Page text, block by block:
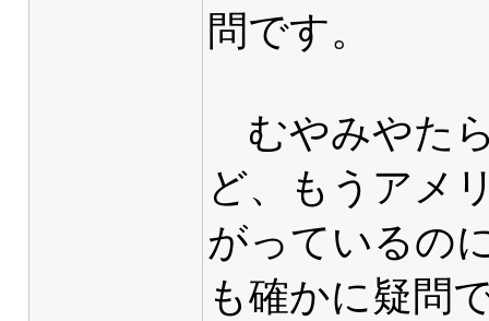
問です。
むやみやた
ど、もうアメ
がっているの
も確かに疑問